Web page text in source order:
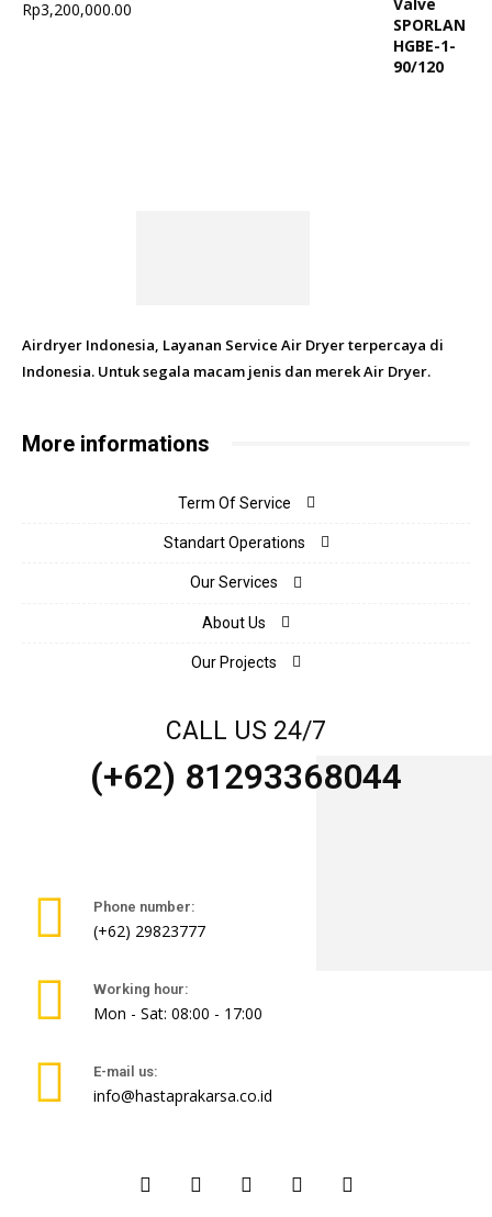
Rp3,200,000.00
Airdryer Indonesia, Layanan Service Air Dryer terpercaya di
Indonesia. Untuk segala macam jenis dan merek Air Dryer.
More informations
Term Of Service
Standart Operations
Our Services
About Us
Our Projects
CALL US 24/7
(+62) 81293368044
Phone number:
(+62) 29823777
Working hour:
Mon - Sat: 08:00 - 17:00
E-mail us:
info@hastaprakarsa.co.id